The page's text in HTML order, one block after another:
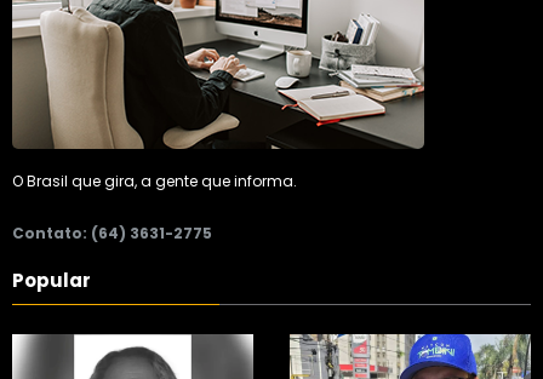
O Brasil que gira, a gente que informa.
Contato: (64) 3631-2775
Popular